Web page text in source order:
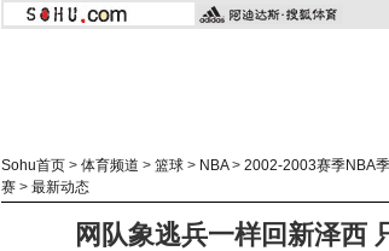
Sohu首页 > 体育频道 > 篮球 > NBA> 2002-2003赛季NBA
赛 > 最新动态
网队象逃兵一样回新泽西